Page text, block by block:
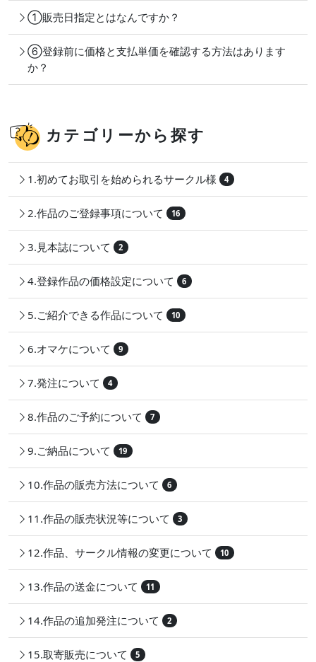
①販売日指定とはなんですか？
⑥登録前に価格と支払単価を確認する方法はあります
か？
カテゴリーから探す
1.初めてお取引を始められるサークル様 4
2.作品のご登録事項について 16
3.見本誌について 2
4.登録作品の価格設定について 6
5.ご紹介できる作品について 10
6.オマケについて 9
7.発注について 4
8.作品のご予約について 7
9.ご納品について 19
10.作品の販売方法について 6
11.作品の販売状況等について 3
12.作品、サークル情報の変更について 10
13.作品の送金について 11
14.作品の追加発注について 2
15.取寄販売について 5